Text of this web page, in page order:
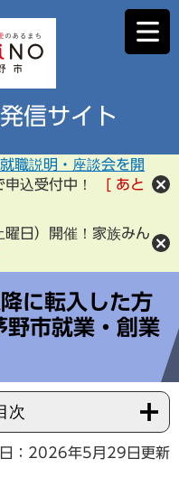
信サイト
職説明・座談会を開
込受付中！
あと
日）開催！家族みん
に転入した方
野市就業・創業
次
：2026年5月29日更新